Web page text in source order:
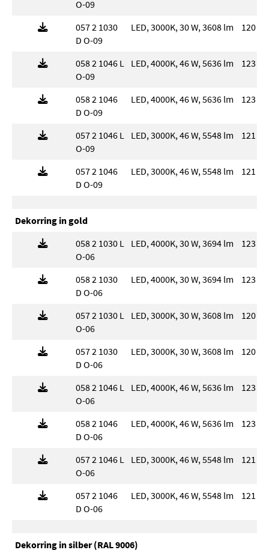
O-09
057 2 1030
D O-09
LED, 3000K, 30 W, 3608 lm 120
058 2 1046 L
O-09
LED, 4000K, 46 W, 5636 lm 123
058 2 1046
D O-09
LED, 4000K, 46 W, 5636 lm 123
057 2 1046 L
O-09
LED, 3000K, 46 W, 5548 lm 121
057 2 1046
D O-09
LED, 3000K, 46 W, 5548 lm 121
Dekorring in gold
058 2 1030 L
O-06
LED, 4000K, 30 W, 3694 lm 123
058 2 1030
D O-06
LED, 4000K, 30 W, 3694 lm 123
057 2 1030 L
O-06
LED, 3000K, 30 W, 3608 lm 120
057 2 1030
D O-06
LED, 3000K, 30 W, 3608 lm 120
058 2 1046 L
O-06
LED, 4000K, 46 W, 5636 lm 123
058 2 1046
D O-06
LED, 4000K, 46 W, 5636 lm 123
057 2 1046 L
O-06
LED, 3000K, 46 W, 5548 lm 121
057 2 1046
D O-06
LED, 3000K, 46 W, 5548 lm 121
Dekorring in silber (RAL 9006)